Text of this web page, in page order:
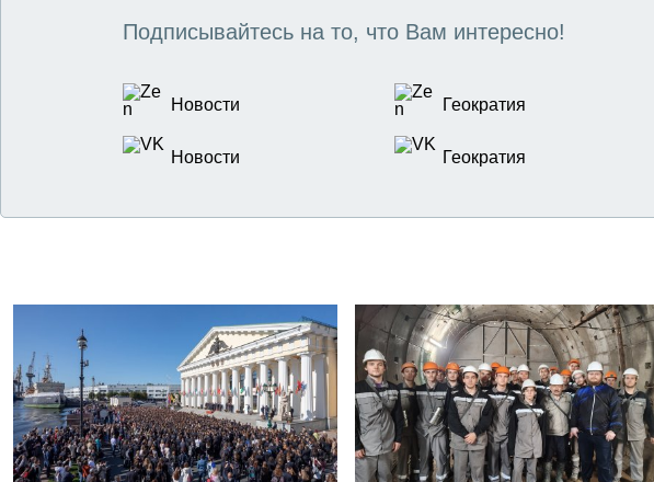
Подписывайтесь на то, что Вам интересно!
Новости Геократия
Новости Геократия